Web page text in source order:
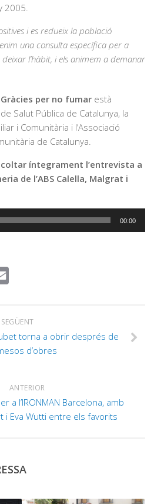
2005.
i es redueix la població
una consulta específica per a
l’hàbit, i els animem a demanar
per no fumar està
Salut Pública de Catalunya, la
i Comunitària i l’Associació
de Catalunya.
íntegrament l’entrevista a
de l’ABS Calella, Malgrat i
00:00
SEGÜENT
torna a obrir després de
d’obres
ANTERIOR
a l’IRONMAN Barcelona, amb
i Eva Wutti entre els favorits